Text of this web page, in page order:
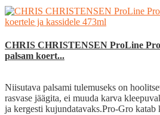
CHRIS CHRISTENSEN ProLine
palsam koert...
Niisutava palsami tulemuseks on
rasvase jäägita, ei muuda karva
ja kergesti kujundatavaks.Pro-Gro katab